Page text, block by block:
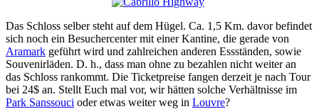
Das Schloss selber steht auf dem Hügel. Ca. 1,5 Km. davor befindet
sich noch ein Besuchercenter mit einer Kantine, die gerade von
Aramark geführt wird und zahlreichen anderen Essständen, sowie
Souvenirläden. D. h., dass man ohne zu bezahlen nicht weiter an
das Schloss rankommt. Die Ticketpreise fangen derzeit je nach Tour
bei 24$ an. Stellt Euch mal vor, wir hätten solche Verhältnisse im
Park Sanssouci oder etwas weiter weg in Louvre?